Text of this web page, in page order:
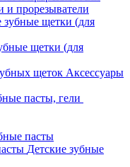
прорезыватели
щетки (для
Аксессуары
пасты, гели
пасты
Детские зубные